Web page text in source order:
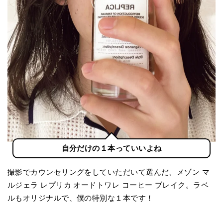
自分だけの１本っていいよね
撮影でカウンセリングをしていただいて選んだ、メゾン マ
ルジェラ レプリカ オードトワレ コーヒー ブレイク。ラベ
ルもオリジナルで、僕の特別な１本です！